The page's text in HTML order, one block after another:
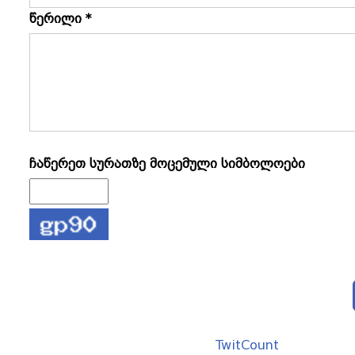
წერილი *
ჩაწერეთ სურათზე მოცემული სიმბოლოები
TwitCount